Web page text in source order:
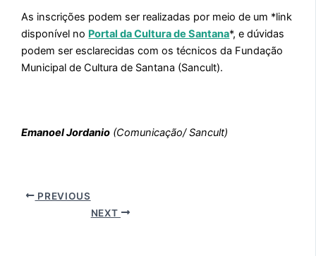
As inscrições podem ser realizadas por meio de um *link
disponível no Portal da Cultura de Santana*, e dúvidas
podem ser esclarecidas com os técnicos da Fundação
Municipal de Cultura de Santana (Sancult).
Emanoel Jordanio (Comunicação/ Sancult)
PREVIOUS
NEXT